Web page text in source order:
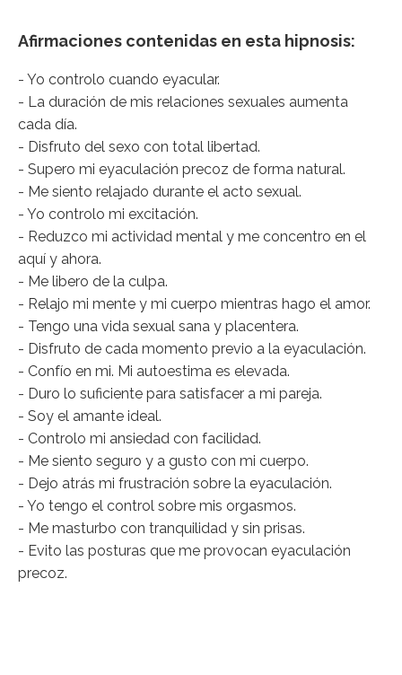
Afirmaciones contenidas en esta hipnosis:
- Yo controlo cuando eyacular.
- La duración de mis relaciones sexuales aumenta
cada día.
- Disfruto del sexo con total libertad.
- Supero mi eyaculación precoz de forma natural.
- Me siento relajado durante el acto sexual.
- Yo controlo mi excitación.
- Reduzco mi actividad mental y me concentro en el
aquí y ahora.
- Me libero de la culpa.
- Relajo mi mente y mi cuerpo mientras hago el amor.
- Tengo una vida sexual sana y placentera.
- Disfruto de cada momento previo a la eyaculación.
- Confío en mi. Mi autoestima es elevada.
- Duro lo suficiente para satisfacer a mi pareja.
- Soy el amante ideal.
- Controlo mi ansiedad con facilidad.
- Me siento seguro y a gusto con mi cuerpo.
- Dejo atrás mi frustración sobre la eyaculación.
- Yo tengo el control sobre mis orgasmos.
- Me masturbo con tranquilidad y sin prisas.
- Evito las posturas que me provocan eyaculación
precoz.